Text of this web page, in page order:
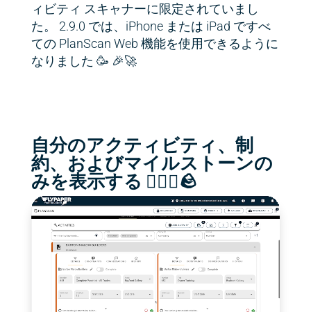
ィビティ スキャナーに限定されていまし
た。 2.9.0 では、iPhone または iPad ですべ
ての PlanScan Web 機能を使用できるように
なりました 🥳 🎉🚀
自分のアクティビティ、制
約、およびマイルストーンの
みを表示する 🏃🏽‍♀️🪨